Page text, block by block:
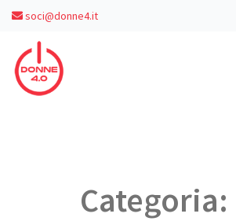
soci@donne4.it
Categoria: